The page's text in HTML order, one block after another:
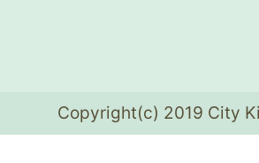
Copyright(c) 2019 City